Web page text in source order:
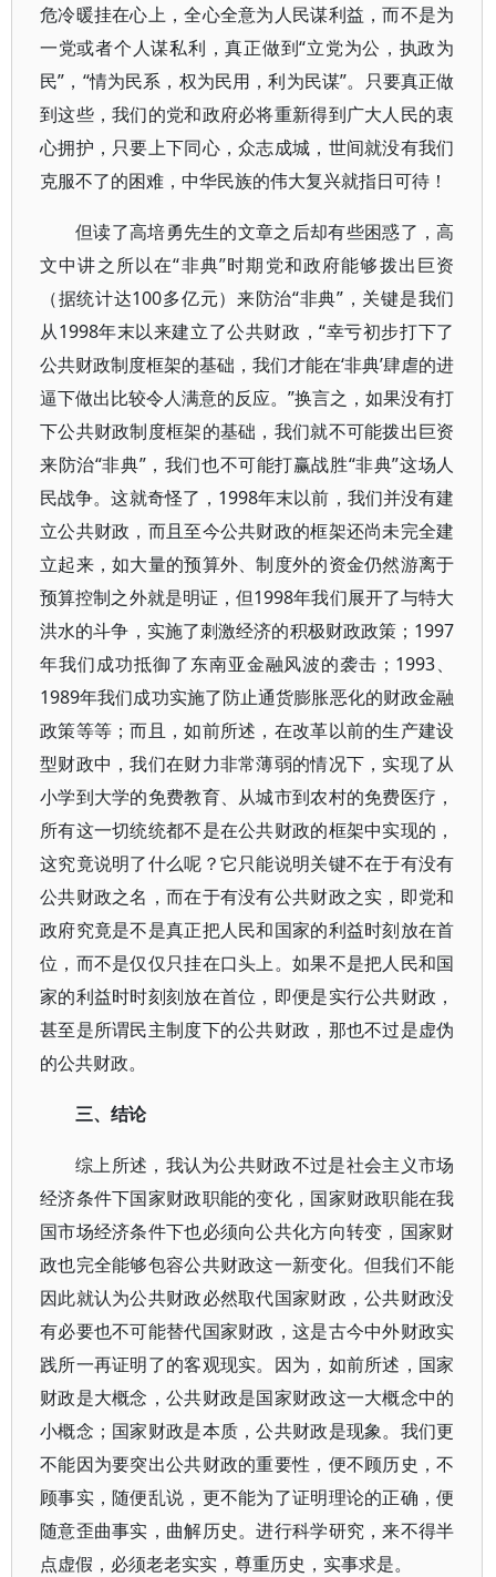
危冷暖挂在心上，全心全意为人民谋利益，而不是为
一党或者个人谋私利，真正做到“立党为公，执政为
民”，“情为民系，权为民用，利为民谋”。只要真正做
到这些，我们的党和政府必将重新得到广大人民的衷
心拥护，只要上下同心，众志成城，世间就没有我们
克服不了的困难，中华民族的伟大复兴就指日可待！
但读了高培勇先生的文章之后却有些困惑了，高
文中讲之所以在“非典”时期党和政府能够拨出巨资
（据统计达100多亿元）来防治“非典”，关键是我们
从1998年末以来建立了公共财政，“幸亏初步打下了
公共财政制度框架的基础，我们才能在‘非典’肆虐的进
逼下做出比较令人满意的反应。”换言之，如果没有打
下公共财政制度框架的基础，我们就不可能拨出巨资
来防治“非典”，我们也不可能打赢战胜“非典”这场人
民战争。这就奇怪了，1998年末以前，我们并没有建
立公共财政，而且至今公共财政的框架还尚未完全建
立起来，如大量的预算外、制度外的资金仍然游离于
预算控制之外就是明证，但1998年我们展开了与特大
洪水的斗争，实施了刺激经济的积极财政政策；1997
年我们成功抵御了东南亚金融风波的袭击；1993、
1989年我们成功实施了防止通货膨胀恶化的财政金融
政策等等；而且，如前所述，在改革以前的生产建设
型财政中，我们在财力非常薄弱的情况下，实现了从
小学到大学的免费教育、从城市到农村的免费医疗，
所有这一切统统都不是在公共财政的框架中实现的，
这究竟说明了什么呢？它只能说明关键不在于有没有
公共财政之名，而在于有没有公共财政之实，即党和
政府究竟是不是真正把人民和国家的利益时刻放在首
位，而不是仅仅只挂在口头上。如果不是把人民和国
家的利益时时刻刻放在首位，即便是实行公共财政，
甚至是所谓民主制度下的公共财政，那也不过是虚伪
的公共财政。
三、结论
综上所述，我认为公共财政不过是社会主义市场
经济条件下国家财政职能的变化，国家财政职能在我
国市场经济条件下也必须向公共化方向转变，国家财
政也完全能够包容公共财政这一新变化。但我们不能
因此就认为公共财政必然取代国家财政，公共财政没
有必要也不可能替代国家财政，这是古今中外财政实
践所一再证明了的客观现实。因为，如前所述，国家
财政是大概念，公共财政是国家财政这一大概念中的
小概念；国家财政是本质，公共财政是现象。我们更
不能因为要突出公共财政的重要性，便不顾历史，不
顾事实，随便乱说，更不能为了证明理论的正确，便
随意歪曲事实，曲解历史。进行科学研究，来不得半
点虚假，必须老老实实，尊重历史，实事求是。